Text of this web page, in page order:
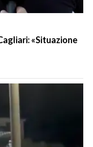
«Situazione